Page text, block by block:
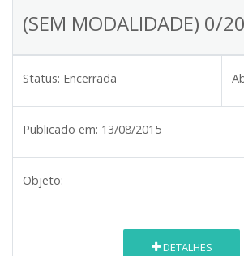
(SEM MODALIDADE) 0/
Status: Encerrada
Publicado em: 13/08/2015
Objeto:
DETALHES